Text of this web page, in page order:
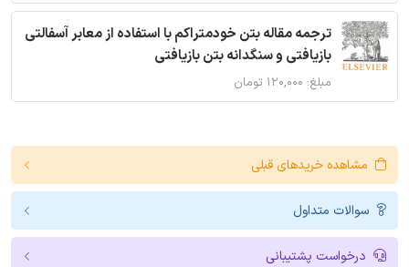
ترجمه مقاله بتن خودمتراکم با استفاده از معابر آسفالتی
بازیافتی و سنگدانه بتن بازیافتی
مبلغ: ۱۲۰,۰۰۰ تومان
مشاهده خریدهای قبلی
سوالات متداول
درخواست پشتیبانی